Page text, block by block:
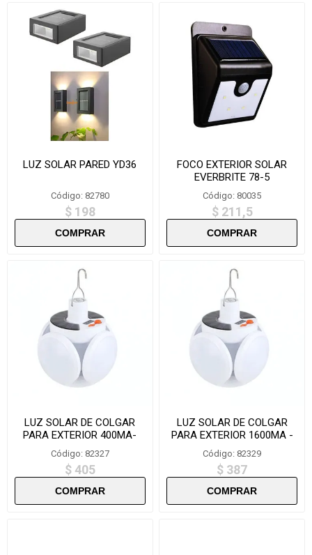
LUZ SOLAR PARED YD36
Código: 82780
$ 198
FOCO EXTERIOR SOLAR
EVERBRITE 78-5
Código: 80035
$ 211,5
LUZ SOLAR DE COLGAR
PARA EXTERIOR 400MA-
ZQD1202
Código: 82327
$ 405
LUZ SOLAR DE COLGAR
PARA EXTERIOR 1600MA -
ZQD802
Código: 82329
$ 387